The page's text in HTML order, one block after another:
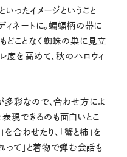
いったイメージということ
ィネートに。蝙蝠柄の帯に
どことなく蜘蛛の巣に見立
度を高めて、秋のハロウィ
多彩なので、合わせ方によ
表現できるのも面白いとこ
を合わせたり、「蟹と柿」を
って」と着物で弾む会話も